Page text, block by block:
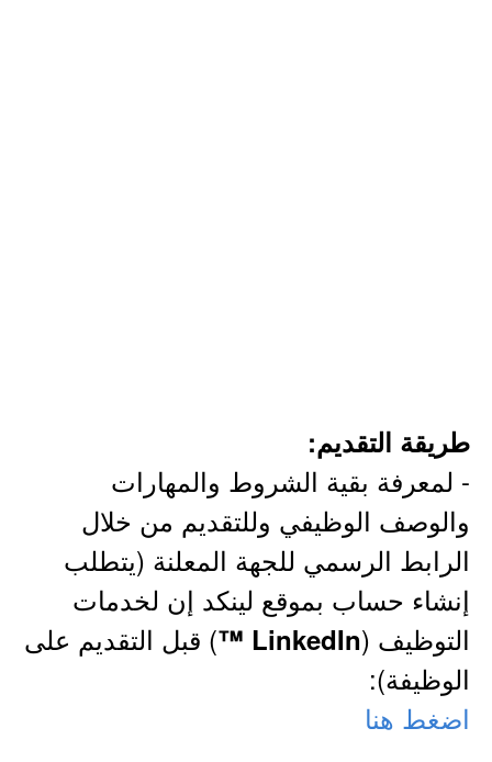
طريقة التقديم:
- لمعرفة بقية الشروط والمهارات
والوصف الوظيفي وللتقديم من خلال
الرابط الرسمي للجهة المعلنة (يتطلب
إنشاء حساب بموقع لينكد إن لخدمات
التوظيف (LinkedIn ™
) قبل التقديم على
الوظيفة):
اضغط هنا